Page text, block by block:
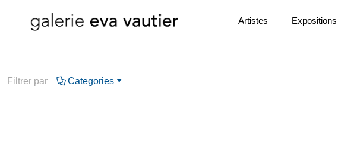
Artistes Expositions
Filtrer par Categories